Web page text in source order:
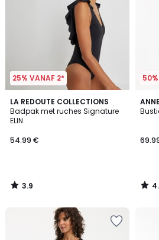
25% VANAF 2*
LA REDOUTE COLLECTIONS
Badpak met ruches Signature
ELIN
54.99 €
3.9
/ 5
3.9
/
4.2
/ 5
2
/